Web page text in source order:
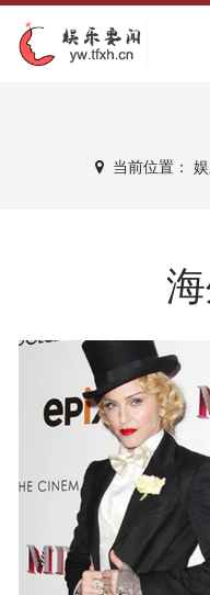
当前位置：